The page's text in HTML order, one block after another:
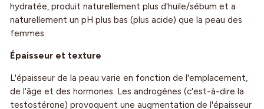
hydratée, produit naturellement plus d'huile/sébum et a
naturellement un pH plus bas (plus acide) que la peau des
femmes.
Épaisseur et texture
L'épaisseur de la peau varie en fonction de l'emplacement,
de l'âge et des hormones. Les androgènes (c'est-à-dire la
testostérone) provoquent une augmentation de l'épaisseur